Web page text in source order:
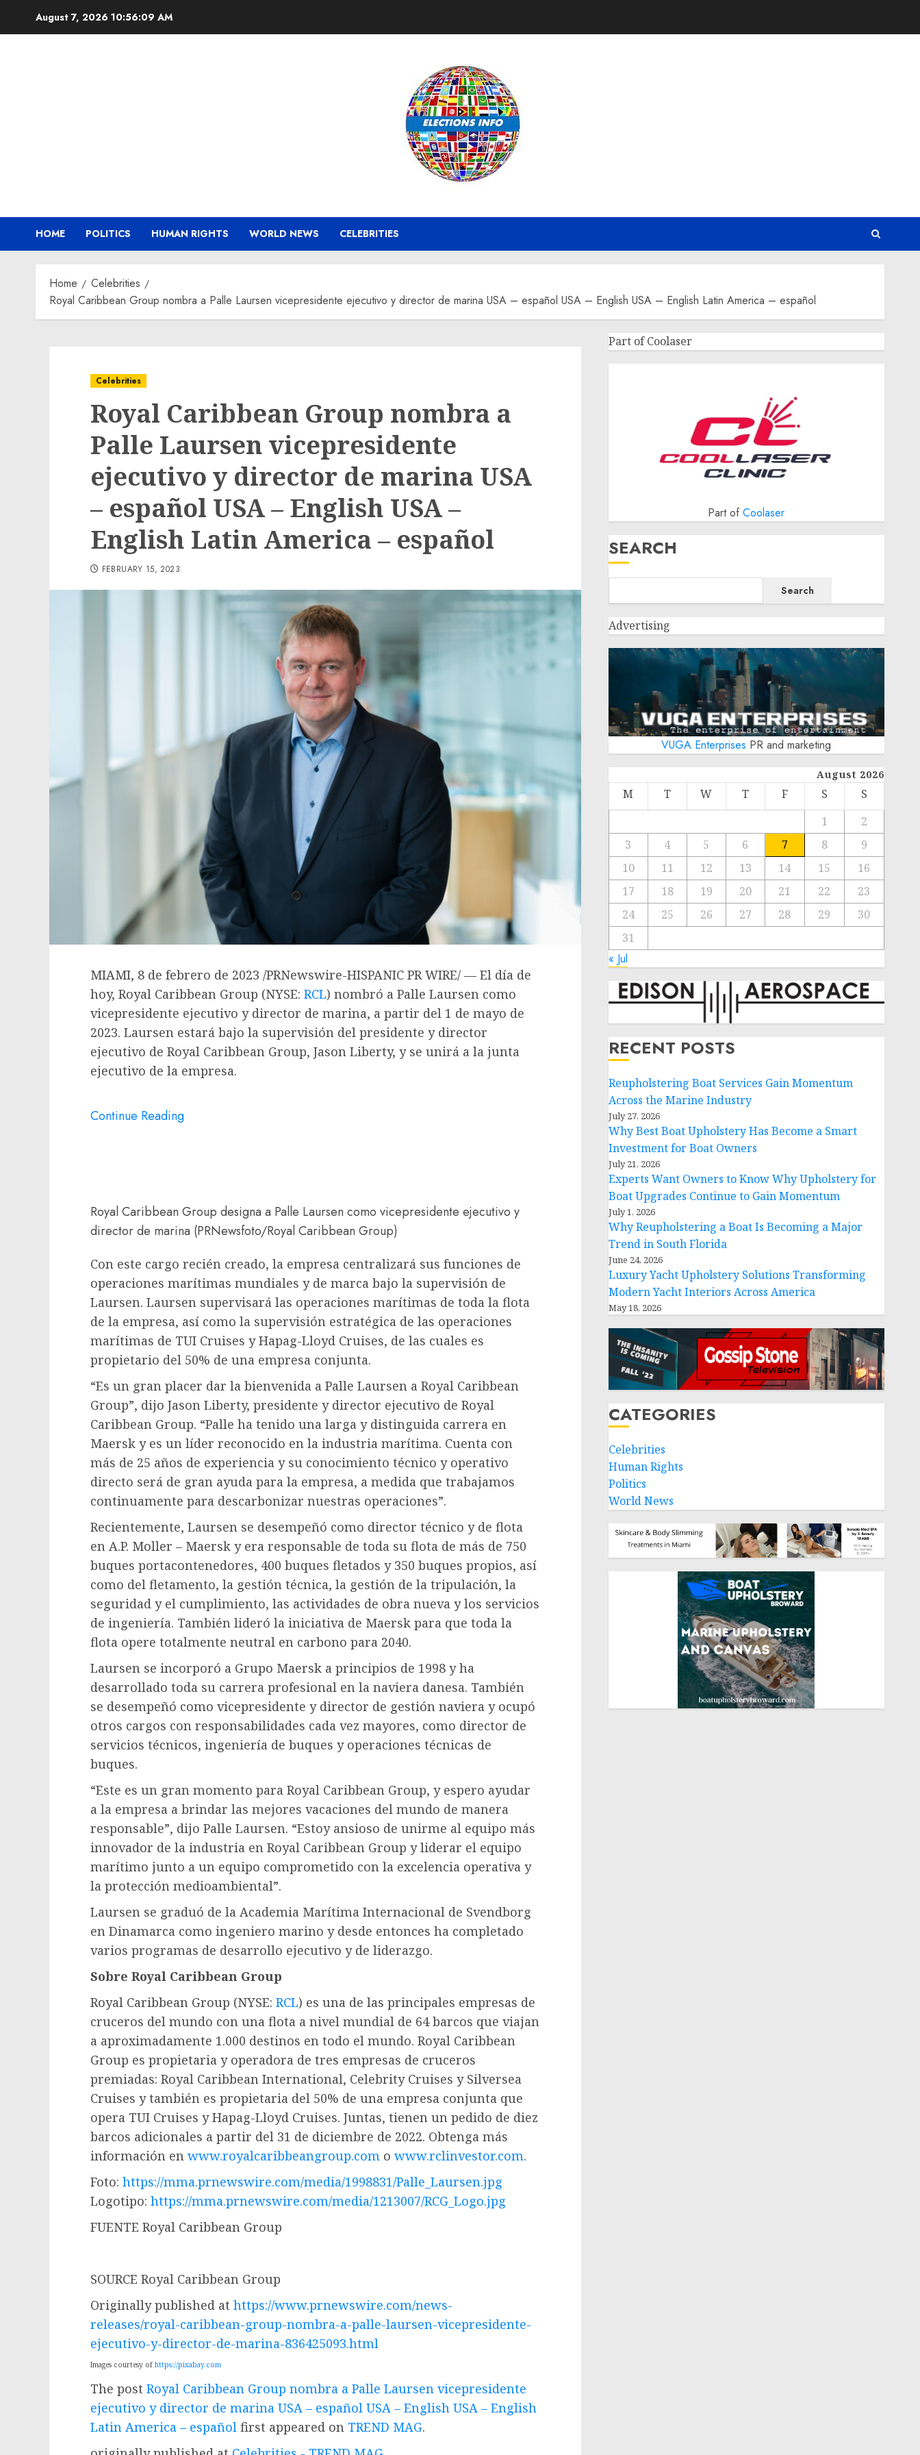
August 7, 2026 10:56:10 AM
HOME POLITICS HUMAN RIGHTS WORLD NEWS CELEBRITIES
Home
Celebrities
Royal Caribbean Group nombra a Palle Laursen vicepresidente ejecutivo y director de marina USA – español USA – English USA – English Latin America – español
Celebrities
Royal Caribbean Group nombra a
Palle Laursen vicepresidente
ejecutivo y director de marina USA
– español USA – English USA –
English Latin America – español
FEBRUARY 15, 2023
MIAMI, 8 de febrero de 2023 /PRNewswire-HISPANIC PR WIRE/ — El día de
hoy, Royal Caribbean Group (NYSE: RCL) nombró a Palle Laursen como
vicepresidente ejecutivo y director de marina, a partir del 1 de mayo de
2023. Laursen estará bajo la supervisión del presidente y director
ejecutivo de Royal Caribbean Group, Jason Liberty, y se unirá a la junta
ejecutivo de la empresa.
Continue Reading
Royal Caribbean Group designa a Palle Laursen como vicepresidente ejecutivo y
director de marina (PRNewsfoto/Royal Caribbean Group)
Con este cargo recién creado, la empresa centralizará sus funciones de
operaciones marítimas mundiales y de marca bajo la supervisión de
Laursen. Laursen supervisará las operaciones marítimas de toda la flota
de la empresa, así como la supervisión estratégica de las operaciones
marítimas de TUI Cruises y Hapag-Lloyd Cruises, de las cuales es
propietario del 50% de una empresa conjunta.
“Es un gran placer dar la bienvenida a Palle Laursen a Royal Caribbean
Group”, dijo Jason Liberty, presidente y director ejecutivo de Royal
Caribbean Group. “Palle ha tenido una larga y distinguida carrera en
Maersk y es un líder reconocido en la industria marítima. Cuenta con
más de 25 años de experiencia y su conocimiento técnico y operativo
directo será de gran ayuda para la empresa, a medida que trabajamos
continuamente para descarbonizar nuestras operaciones”.
Recientemente, Laursen se desempeñó como director técnico y de flota
en A.P. Moller – Maersk y era responsable de toda su flota de más de 750
buques portacontenedores, 400 buques fletados y 350 buques propios, así
como del fletamento, la gestión técnica, la gestión de la tripulación, la
seguridad y el cumplimiento, las actividades de obra nueva y los servicios
de ingeniería. También lideró la iniciativa de Maersk para que toda la
flota opere totalmente neutral en carbono para 2040.
Laursen se incorporó a Grupo Maersk a principios de 1998 y ha
desarrollado toda su carrera profesional en la naviera danesa. También
se desempeñó como vicepresidente y director de gestión naviera y ocupó
otros cargos con responsabilidades cada vez mayores, como director de
servicios técnicos, ingeniería de buques y operaciones técnicas de
buques.
“Este es un gran momento para Royal Caribbean Group, y espero ayudar
a la empresa a brindar las mejores vacaciones del mundo de manera
responsable”, dijo Palle Laursen. “Estoy ansioso de unirme al equipo más
innovador de la industria en Royal Caribbean Group y liderar el equipo
marítimo junto a un equipo comprometido con la excelencia operativa y
la protección medioambiental”.
Laursen se graduó de la Academia Marítima Internacional de Svendborg
en Dinamarca como ingeniero marino y desde entonces ha completado
varios programas de desarrollo ejecutivo y de liderazgo.
Sobre Royal Caribbean Group
Royal Caribbean Group (NYSE: RCL) es una de las principales empresas de
cruceros del mundo con una flota a nivel mundial de 64 barcos que viajan
a aproximadamente 1.000 destinos en todo el mundo. Royal Caribbean
Group es propietaria y operadora de tres empresas de cruceros
premiadas: Royal Caribbean International, Celebrity Cruises y Silversea
Cruises y también es propietaria del 50% de una empresa conjunta que
opera TUI Cruises y Hapag-Lloyd Cruises. Juntas, tienen un pedido de diez
barcos adicionales a partir del 31 de diciembre de 2022. Obtenga más
información en www.royalcaribbeangroup.com o www.rclinvestor.com.
Foto: https://mma.prnewswire.com/media/1998831/Palle_Laursen.jpg
Logotipo: https://mma.prnewswire.com/media/1213007/RCG_Logo.jpg
FUENTE Royal Caribbean Group
SOURCE Royal Caribbean Group
Originally published at https://www.prnewswire.com/news-
releases/royal-caribbean-group-nombra-a-palle-laursen-vicepresidente-
ejecutivo-y-director-de-marina-836425093.html
Images courtesy of https://pixabay.com
The post Royal Caribbean Group nombra a Palle Laursen vicepresidente
ejecutivo y director de marina USA – español USA – English USA – English
Latin America – español first appeared on TREND MAG.
Part of Coolaser
Part ofCoolaser
SEARCH
Search
Advertising
VUGA Enterprises PR and marketing
August 2026
M T W T F S
S
1
2
3
4 5 6 7 8
9
10
11 12 13 14 15
16
17
18 19 20 21 22
23
24
25 26 27 28 29
30
31
« Jul
RECENT POSTS
Reupholstering Boat Services Gain Momentum
Across the Marine Industry
July 27, 2026
Why Best Boat Upholstery Has Become a Smart
Investment for Boat Owners
July 21, 2026
Experts Want Owners to Know Why Upholstery for
Boat Upgrades Continue to Gain Momentum
July 1, 2026
Why Reupholstering a Boat Is Becoming a Major
Trend in South Florida
June 24, 2026
Luxury Yacht Upholstery Solutions Transforming
Modern Yacht Interiors Across America
May 18, 2026
CATEGORIES
Celebrities
Human Rights
Politics
World News